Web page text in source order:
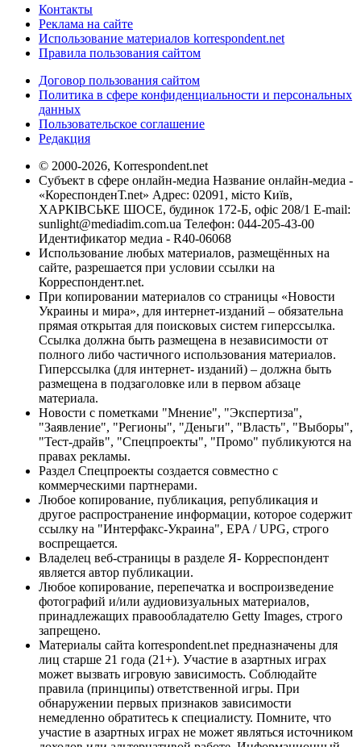
Контакты
Реклама на сайте
Использование материалов korrespondent.net
Правила пользования сайтом
Договор пользования сайтом
Политика в сфере конфиденциальности и персональных
данных
Пользовательское соглашение
Редакция
© 2000-2026, Korrespondent.net
Субъект в сфере онлайн-медиа Название онлайн-медиа -
«КореспонденТ.net» Адрес: 02091, місто Київ,
ХАРКІВСЬКЕ ШОСЕ, будинок 172-Б, офіс 208/1 E-mail:
sunlight@mediadim.com.ua Телефон: 044-205-43-00
Идентификатор медиа - R40-06068
Использование любых материалов, размещённых на
сайте, разрешается при условии ссылки на
Корреспондент.net.
При копировании материалов со страницы «Новости
Украины и мира», для интернет-изданий – обязательна
прямая открытая для поисковых систем гиперссылка.
Ссылка должна быть размещена в независимости от
полного либо частичного использования материалов.
Гиперссылка (для интернет- изданий) – должна быть
размещена в подзаголовке или в первом абзаце
материала.
Новости с пометками "Мнение", "Экспертиза",
"Заявление", "Регионы", "Деньги", "Власть", "Выборы",
"Тест-драйв", "Спецпроекты", "Промо" публикуются на
правах рекламы.
Раздел Спецпроекты создается совместно с
коммерческими партнерами.
Любое копирование, публикация, републикация и
другое распространение информации, которое содержит
ссылку на "Интерфакс-Украина", EPA / UPG, строго
воспрещается.
Владелец веб-страницы в разделе Я- Корреспондент
является автор публикации.
Любое копирование, перепечатка и воспроизведение
фотографий и/или аудиовизуальных материалов,
принадлежащих правообладателю Getty Images, строго
запрещено.
Материалы сайта korrespondent.net предназначены для
лиц старше 21 года (21+). Участие в азартных играх
может вызвать игровую зависимость. Соблюдайте
правила (принципы) ответственной игры. При
обнаружении первых признаков зависимости
немедленно обратитесь к специалисту. Помните, что
участие в азартных играх не может являться источником